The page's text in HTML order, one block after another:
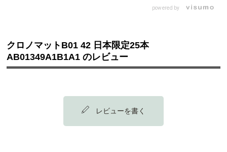
powered by
クロノマットB01 42 日本限定25本
AB01349A1B1A1 のレビュー
レビューを書く